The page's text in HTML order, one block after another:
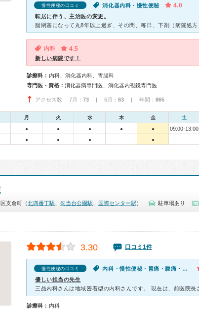
慢性便秘の口コミ 消化器内科・慢性便秘 4.0
転居に伴う、主治医の変更。
内科 4.5
新しい病院です！
診療科： 内科、消化器内科、胃腸科
専門医・資格： 消化器病専門医、消化器内視鏡専門医
アクセス数 7月： 73 | 6月： 63 | 年間： 865
月 火 水 木 金 土
● ● ● ● ●
09:00-13:00
● ● ● ●
支倉町（北四番丁駅 勾当台公園駅 国際センター駅 ） 駐車場あり
3.30 口コミ1件
慢性便秘の口コミ 内科・慢性便秘・胃痛・腹痛・食欲不振
優しい担当の先生
診療科： 内科